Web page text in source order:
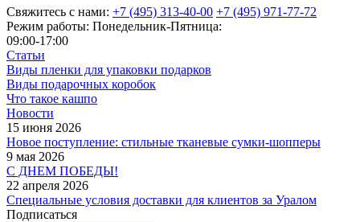
Свяжитесь с нами: +7 (495) 313-40-00 +7 (495) 971-77-72
Режим работы: Понедельник-Пятница:
09:00-17:00
Статьи
Виды пленки для упаковки подарков
Виды подарочных коробок
Что такое кашпо
Новости
15 июня 2026
Новое поступление: стильные тканевые сумки-шопперы
9 мая 2026
С ДНЕМ ПОБЕДЫ!
22 апреля 2026
Специальные условия доставки для клиентов за Уралом
Подписаться